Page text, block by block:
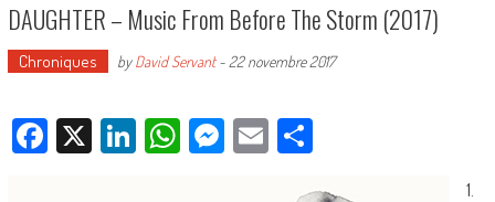
DAUGHTER – Music From Before The Storm (2017)
Chroniques byDavid Servant- 22 novembre 2017
Facebook
X LinkedIn
WhatsApp
Messenger
EmailPartager
1.